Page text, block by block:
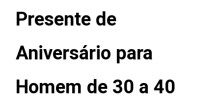
Presente de
Aniversário para
Homem de 30 a 40